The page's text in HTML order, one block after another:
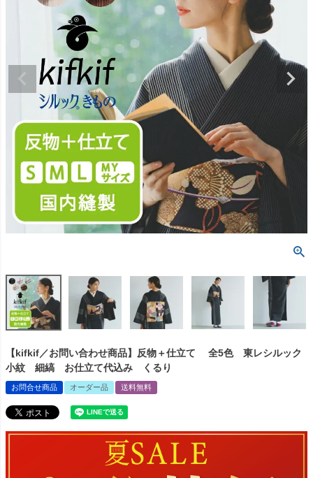
【kifkif／お問い合わせ商品】反物＋仕立て 全5色 東レシルック
小紋 細縞 お仕立て代込み くるり
お問合せ商品 オーダー品 送料無料